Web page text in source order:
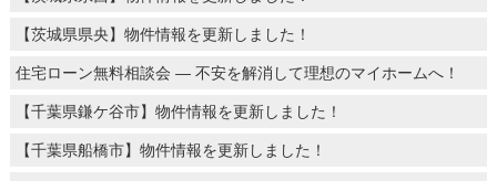
【茨城県県央】物件情報を更新しました！
住宅ローン無料相談会 ― 不安を解消して理想のマイホームへ！
【千葉県鎌ケ谷市】物件情報を更新しました！
【千葉県船橋市】物件情報を更新しました！